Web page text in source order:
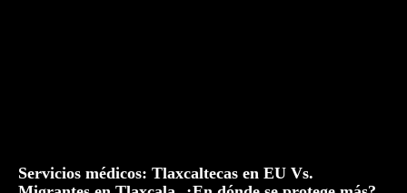
Servicios médicos: Tlaxcaltecas en EU Vs.